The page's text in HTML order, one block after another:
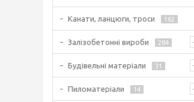
Канати, ланцюги, троси 162
Залізобетонні вироби 284
Будівельні матеріали 31
Пиломатеріали 14